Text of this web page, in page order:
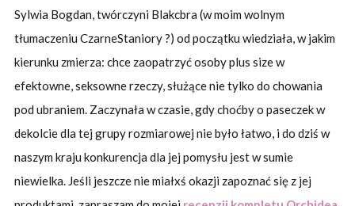
Sylwia Bogdan, twórczyni Blakcbra (w moim wolnym
tłumaczeniu CzarneStaniory ?) od początku wiedziała, w jakim
kierunku zmierza: chce zaopatrzyć osoby plus size w
efektowne, seksowne rzeczy, służące nie tylko do chowania
pod ubraniem. Zaczynała w czasie, gdy choćby o paseczek w
dekolcie dla tej grupy rozmiarowej nie było łatwo, i do dziś w
naszym kraju konkurencja dla jej pomysłu jest w sumie
niewielka. Jeśli jeszcze nie miałxś okazji zapoznać się z jej